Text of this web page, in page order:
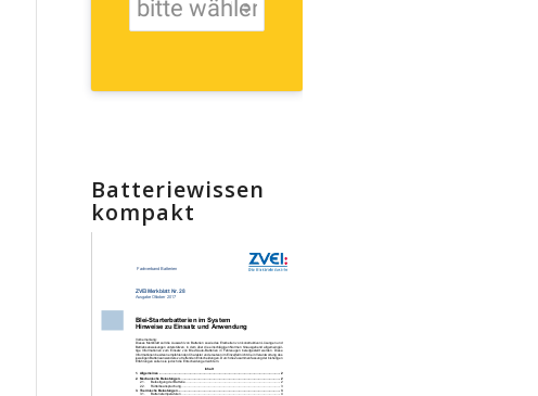
Batteriewissen
kompakt